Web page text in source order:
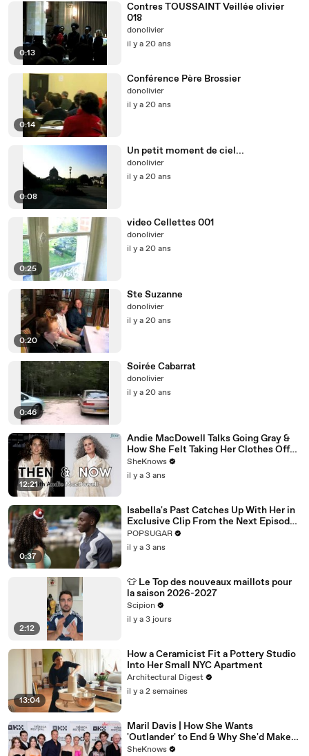
0:13
Contres TOUSSAINT Veillée olivier
018
donolivier
il y a 20 ans
0:14
Conférence Père Brossier
donolivier
il y a 20 ans
0:08
Un petit moment de ciel...
donolivier
il y a 20 ans
0:25
video Cellettes 001
donolivier
il y a 20 ans
0:20
Ste Suzanne
donolivier
il y a 20 ans
0:46
Soirée Cabarrat
donolivier
il y a 20 ans
12:21
Andie MacDowell Talks Going Gray &
How She Felt Taking Her Clothes Off
on Camera at Age 65
SheKnows
il y a 3 ans
0:37
Isabella's Past Catches Up With Her in
Exclusive Clip From the Next Episode
of "Cruel Summer"
POPSUGAR
il y a 3 ans
2:12
👕 Le Top des nouveaux maillots pour
la saison 2026-2027
Scipion
il y a 3 jours
13:04
How a Ceramicist Fit a Pottery Studio
Into Her Small NYC Apartment
Architectural Digest
il y a 2 semaines
Maril Davis | How She Wants
'Outlander' to End & Why She'd Make
Caitríona Balfe Do a TikTok Dance
SheKnows